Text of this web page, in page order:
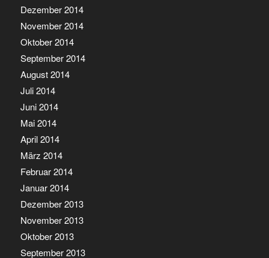
Dezember 2014
November 2014
Oktober 2014
September 2014
August 2014
Juli 2014
Juni 2014
Mai 2014
April 2014
März 2014
Februar 2014
Januar 2014
Dezember 2013
November 2013
Oktober 2013
September 2013